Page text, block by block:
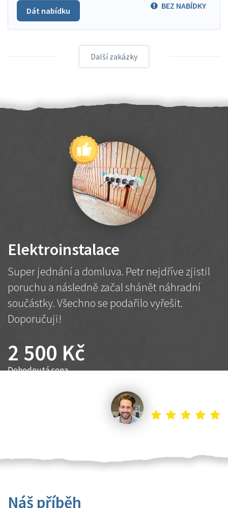
BEZ NABÍDKY
Dát nabídku
Další zakázky
Elektroinstalace
Super jednání a domluva. Petr nejdříve zjistil
poruchu a následně začal shánět náhradní
součástky. Všechno se podařilo vyřešit.
Doporučuji!
2 500 Kč
Dohodnutá cena
Náš příběh